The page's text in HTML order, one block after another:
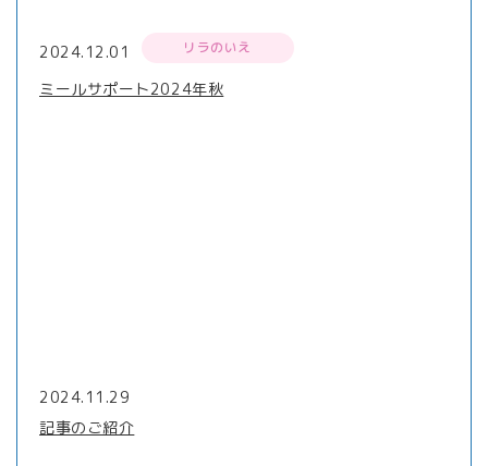
2024.12.01 リラのいえ
ミールサポート2024年秋
2024.11.29
記事のご紹介